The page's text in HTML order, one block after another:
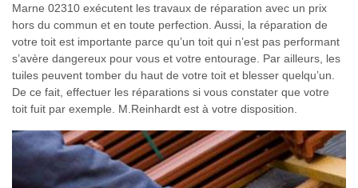
Marne 02310 exécutent les travaux de réparation avec un prix
hors du commun et en toute perfection. Aussi, la réparation de
votre toit est importante parce qu’un toit qui n’est pas performant
s’avère dangereux pour vous et votre entourage. Par ailleurs, les
tuiles peuvent tomber du haut de votre toit et blesser quelqu’un.
De ce fait, effectuer les réparations si vous constater que votre
toit fuit par exemple. M.Reinhardt est à votre disposition.